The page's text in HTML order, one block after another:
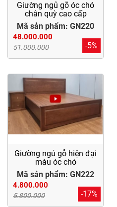
Giường ngủ gỗ óc chó
chân quỳ cao cấp
Mã sản phẩm: GN220
48.000.000
51.000.000 -5%
Giường ngủ gỗ hiện đại
màu óc chó
Mã sản phẩm: GN222
4.800.000
5.800.000 -17%